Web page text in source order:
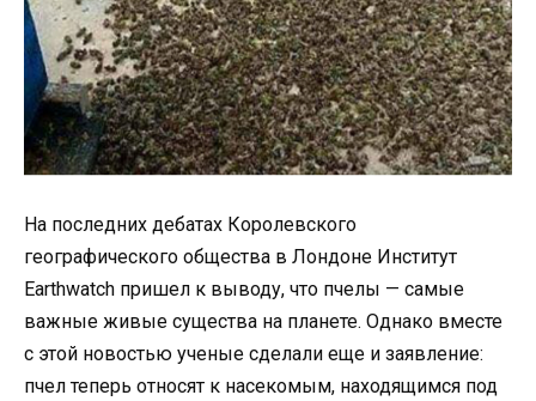
На последних дебатах Королевского
географического общества в Лондоне Институт
Earthwatch пришел к выводу, что пчелы — самые
важные живые существа на планете. Однако вместе
с этой новостью ученые сделали еще и заявление:
пчел теперь относят к насекомым, находящимся под